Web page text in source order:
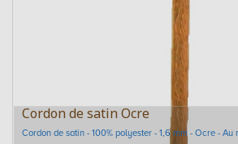
Cordon de satin Ocre
Cordon de satin - 100% polyester - 1,6 mm - Ocre - Au